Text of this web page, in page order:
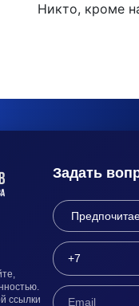
Никто, кроме
ссылки
Задать